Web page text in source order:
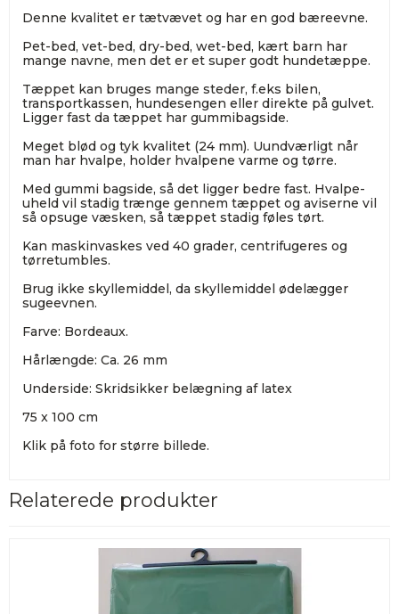
Denne kvalitet er tætvævet og har en god bæreevne.
Pet-bed, vet-bed, dry-bed, wet-bed, kært barn har
mange navne, men det er et super godt hundetæppe.
Tæppet kan bruges mange steder, f.eks bilen,
transportkassen, hundesengen eller direkte på gulvet.
Ligger fast da tæppet har gummibagside.
Meget blød og tyk kvalitet (24 mm). Uundværligt når
man har hvalpe, holder hvalpene varme og tørre.
Med gummi bagside, så det ligger bedre fast. Hvalpe-
uheld vil stadig trænge gennem tæppet og aviserne vil
så opsuge væsken, så tæppet stadig føles tørt.
Kan maskinvaskes ved 40 grader, centrifugeres og
tørretumbles.
Brug ikke skyllemiddel, da skyllemiddel ødelægger
sugeevnen.
Farve: Bordeaux.
Hårlængde: Ca. 26 mm
Underside: Skridsikker belægning af latex
75 x 100 cm
Klik på foto for større billede.
Relaterede produkter